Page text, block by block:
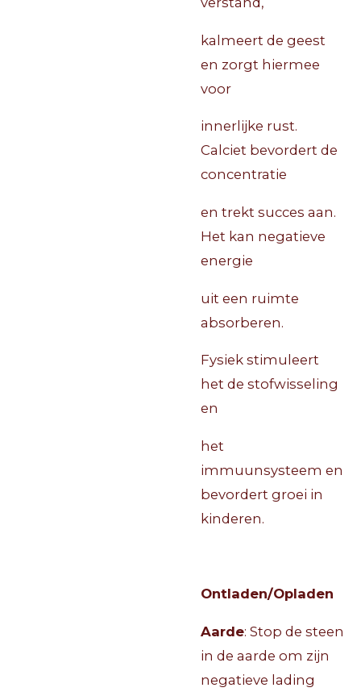
kalmeert de geest
en zorgt hiermee
voor
innerlijke rust.
Calciet bevordert de
concentratie
en trekt succes aan.
Het kan negatieve
energie
uit een ruimte
absorberen.
Fysiek stimuleert
het de stofwisseling
en
het
immuunsysteem en
bevordert groei in
kinderen.
Ontladen/Opladen
Aarde: Stop de steen
in de aarde om zijn
negatieve lading